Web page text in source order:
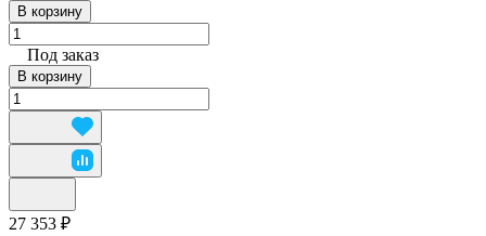
В корзину
Под заказ
В корзину
27 353 ₽